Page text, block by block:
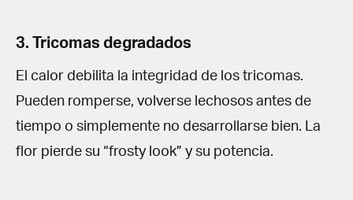
3. Tricomas degradados
El calor debilita la integridad de los tricomas.
Pueden romperse, volverse lechosos antes de
tiempo o simplemente no desarrollarse bien. La
flor pierde su “frosty look” y su potencia.